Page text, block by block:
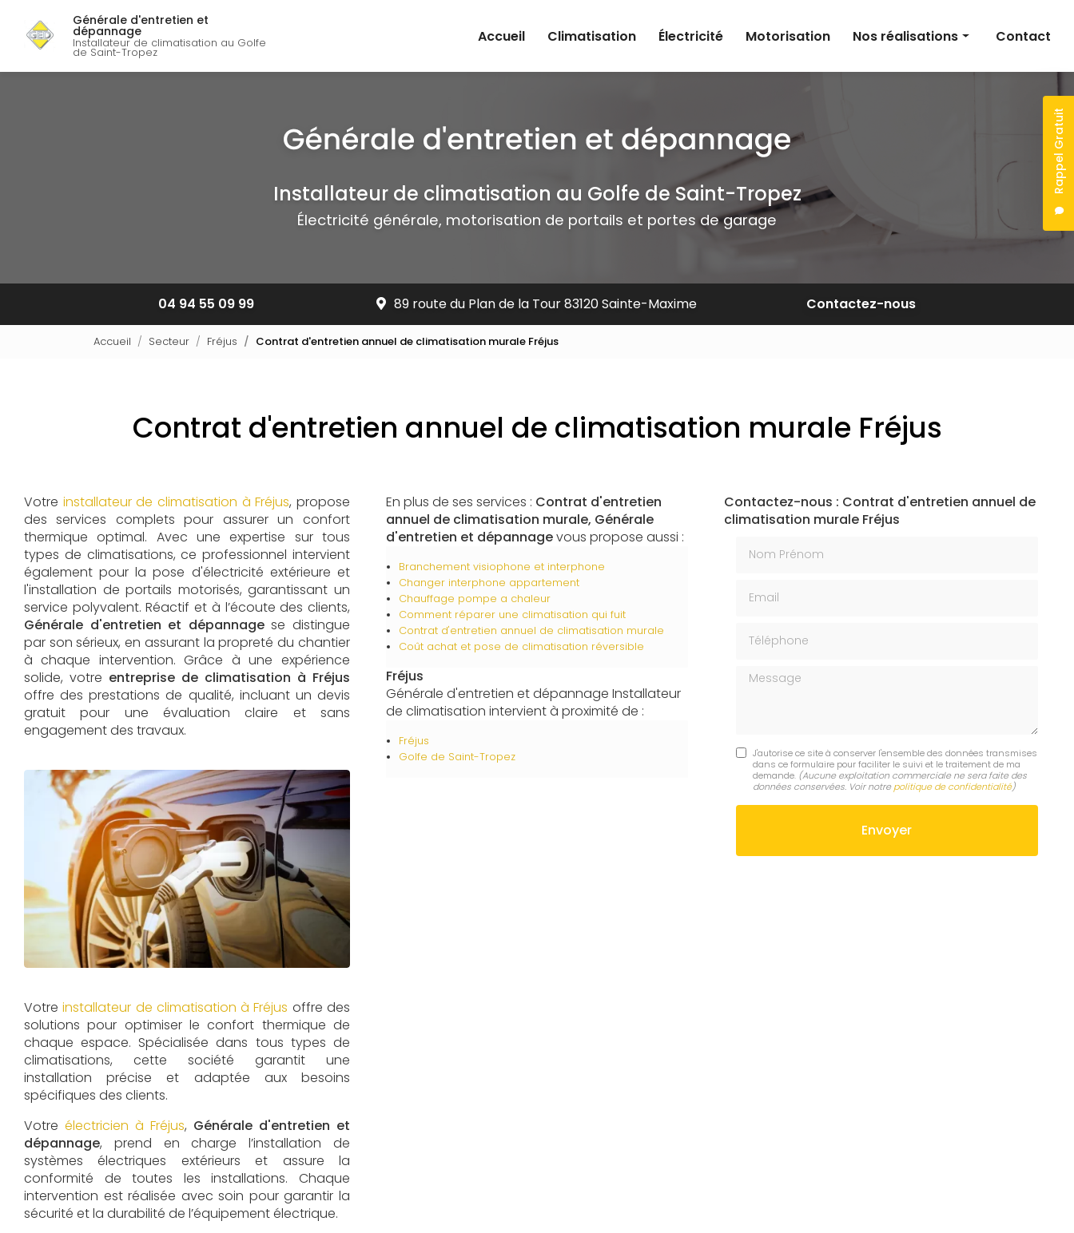
contenu
Générale d'entretien et
dépannage
Installateur de climatisation au Golfe
de Saint-Tropez
Rappel Gratuit
Accueil
Climatisation Électricité Motorisation Nos réalisations Contact
Installateur de climatisation au Golfe de Saint-Tropez
Électricité générale, motorisation de portails et portes de garage
04 94 55 09 99 89 route du Plan de la Tour 83120 Sainte-Maxime Contactez-nous
Accueil Secteur Fréjus Contrat d'entretien annuel de climatisation murale Fréjus
Contrat d'entretien annuel de climatisation murale Fréjus
Votre installateur de climatisation à Fréjus, propose
des services complets pour assurer un confort
thermique optimal. Avec une expertise sur tous
types de climatisations, ce professionnel intervient
également pour la pose d'électricité extérieure et
l'installation de portails motorisés, garantissant un
service polyvalent. Réactif et à l’écoute des clients,
Générale d'entretien et dépannagese distingue
par son sérieux, en assurant la propreté du chantier
à chaque intervention. Grâce à une expérience
solide, votre entreprise de climatisation à Fréjus
offre des prestations de qualité, incluant un devis
gratuit pour une évaluation claire et sans
engagement des travaux.
Votreinstallateur de climatisation à Fréjus offre des
solutions pour optimiser le confort thermique de
chaque espace. Spécialisée dans tous types de
climatisations, cette société garantit une
installation précise et adaptée aux besoins
spécifiques des clients.
Votre électricien à Fréjus, Générale d'entretien et
dépannage, prend en charge l’installation de
systèmes électriques extérieurs et assure la
conformité de toutes les installations. Chaque
intervention est réalisée avec soin pour garantir la
sécurité et la durabilité de l’équipement électrique.
En plus de ses services : Contrat d'entretien
annuel de climatisation murale, Générale
d'entretien et dépannagevous propose aussi :
Branchement visiophone et interphone
Changer interphone appartement
Chauffage pompe a chaleur
Comment réparer une climatisation qui fuit
Contrat d'entretien annuel de climatisation murale
Coût achat et pose de climatisation réversible
Fréjus
Générale d'entretien et dépannage Installateur
de climatisation intervient à proximité de :
Fréjus
Golfe de Saint-Tropez
Contactez-nous : Contrat d'entretien annuel de
climatisation murale Fréjus
Message
J'autorise ce site à conserver l'ensemble des données transmises
dans ce formulaire pour faciliter le suivi et le traitement de ma
demande. (Aucune exploitation commerciale ne sera faite des
données conservées. Voir notre politique de confidentialité)